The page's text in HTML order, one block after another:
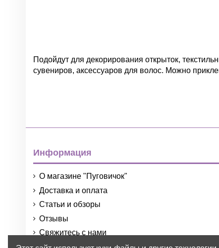
Подойдут для декорирования открыток,
сувениров, аксессуаров для волос. Можно
Материал
Размер
Информация
О магазине "Пуговичок"
Доставка и оплата
Статьи и обзоры
Отзывы
Свяжитесь с нами